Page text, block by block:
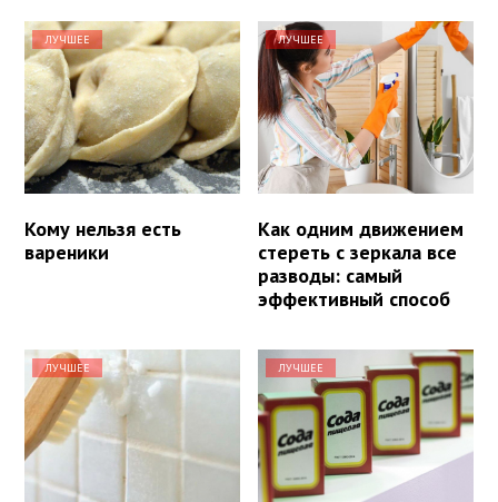
ЛУЧШЕЕ
Кому нельзя есть
вареники
ЛУЧШЕЕ
Как одним движением
стереть с зеркала все
разводы: самый
эффективный способ
ЛУЧШЕЕ ЛУЧШЕЕ